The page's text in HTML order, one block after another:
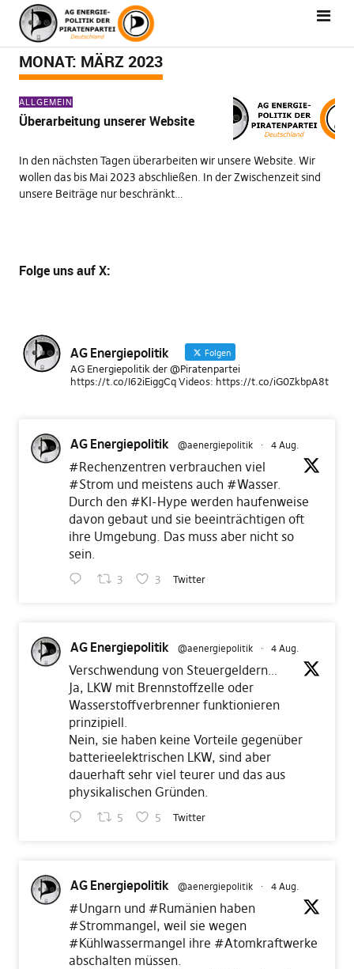
MONAT: MÄRZ 2023
ALLGEMEIN
Überarbeitung unserer Website
In den nächsten Tagen überarbeiten wir unsere Website. Wir
wollen das bis Mai 2023 abschließen. In der Zwischenzeit sind
unsere Beiträge nur beschränkt…
Folge unsauf X:
AG Energiepolitik Folgen
AG Energiepolitik der @Piratenpartei
https://t.co/I62iEiggCq Videos: https://t.co/iG0ZkbpA8t
AG Energiepolitik @aenergiepolitik · 4 Aug.
#Rechenzentrenverbrauchen viel
#Strom und meistens auch #Wasser.
Durch den #KI-Hype werden haufenweise
davon gebaut und sie beeinträchtigen oft
ihre Umgebung. Das muss aber nicht so
sein.
3 3 Twitter
AG Energiepolitik @aenergiepolitik · 4 Aug.
Verschwendung von Steuergeldern…
Ja, LKW mit Brennstoffzelle oder
Wasserstoffverbrenner funktionieren
prinzipiell.
Nein, sie haben keine Vorteile gegenüber
batterieelektrischen LKW, sind aber
dauerhaft sehr viel teurer und das aus
physikalischen Gründen.
5 5 Twitter
AG Energiepolitik @aenergiepolitik · 4 Aug.
#Ungarnund #Rumänienhaben
#Strommangel, weil sie wegen
#Kühlwassermangel ihre #Atomkraftwerke
abschalten müssen.